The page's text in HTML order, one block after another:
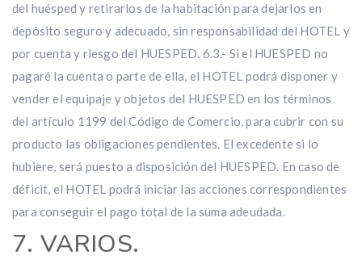
del huésped y retirarlos de la habitación para dejarlos en
depósito seguro y adecuado, sin responsabilidad del HOTEL y
por cuenta y riesgo del HUESPED. 6.3.- Si el HUESPED no
pagaré la cuenta o parte de ella, el HOTEL podrá disponer y
vender el equipaje y objetos del HUESPED en los términos
del artículo 1199 del Código de Comercio, para cubrir con su
producto las obligaciones pendientes. El excedente si lo
hubiere, será puesto a disposición del HUESPED. En caso de
déficit, el HOTEL podrá iniciar las acciones correspondientes
para conseguir el pago total de la suma adeudada.
7. VARIOS.